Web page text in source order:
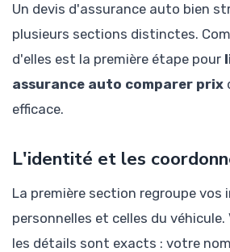
Un devis d'assurance auto bien
plusieurs sections distinctes.
d'elles est la première étape pour
assurance auto comparer prix
efficace.
L'identité et les
La première section regroupe
personnelles et celles du
les détails sont exacts : votre